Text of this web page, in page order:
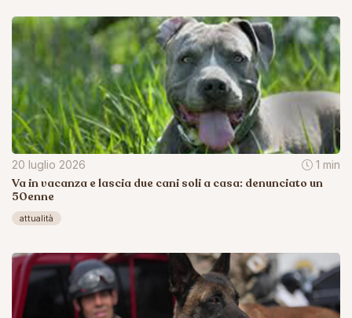
20 luglio 2026 1 min
Va in vacanza e lascia due cani soli a casa: denunciato un
50enne
attualità